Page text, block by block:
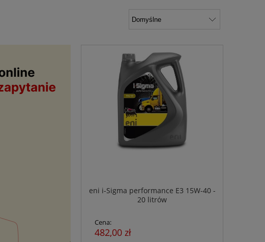
eni i-Sigma performance E3 15W-40 -
20 litrów
Cena:
482,00 zł